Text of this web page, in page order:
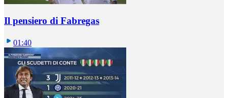
Il pensiero di Fabregas
01:40